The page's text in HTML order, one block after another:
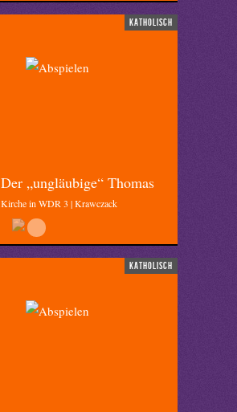
katholisch
Der „ungläubige“ Thomas
Kirche in WDR 3 | Krawczack
katholisch